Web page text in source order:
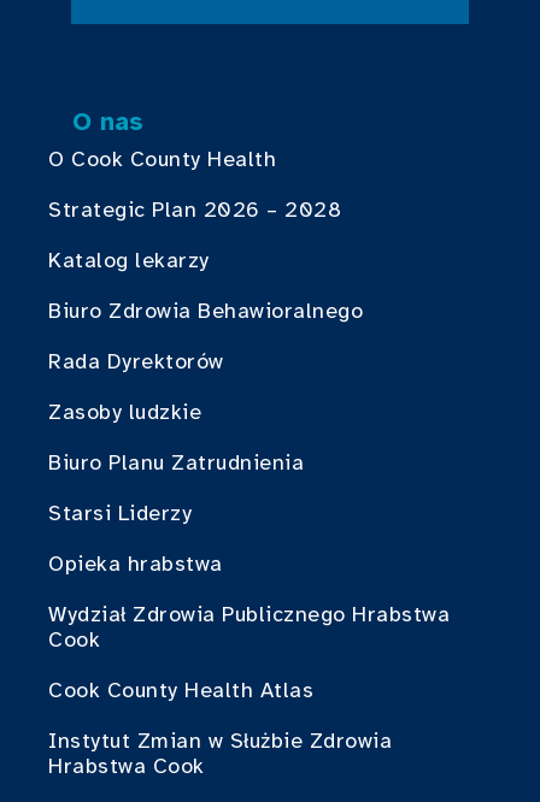
O nas
O Cook County Health
Strategic Plan 2026 – 2028
Katalog lekarzy
Biuro Zdrowia Behawioralnego
Rada Dyrektorów
Zasoby ludzkie
Biuro Planu Zatrudnienia
Starsi Liderzy
Opieka hrabstwa
Wydział Zdrowia Publicznego Hrabstwa
Cook
Cook County Health Atlas
Instytut Zmian w Służbie Zdrowia
Hrabstwa Cook